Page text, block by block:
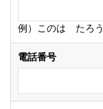
例）このは たろう
電話番号